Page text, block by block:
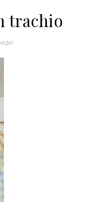
trachio